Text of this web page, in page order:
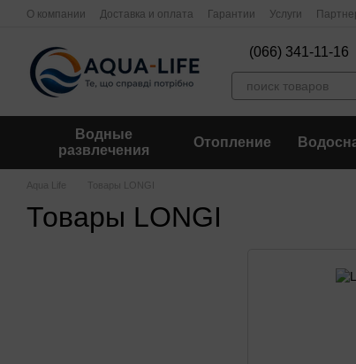
Перейти к основному контенту
О компании Доставка и оплата Гарантии Услуги
(066) 341-11-16
Водные
развлечения
Отопление
Aqua Life Товары LONGI
Товары LONGI